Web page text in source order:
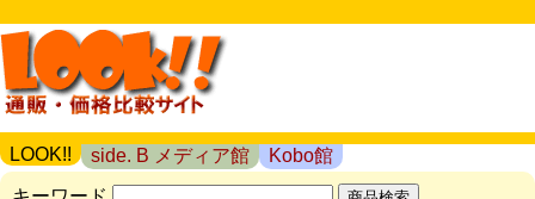
LOOK!! side. B メディア館
Kobo館